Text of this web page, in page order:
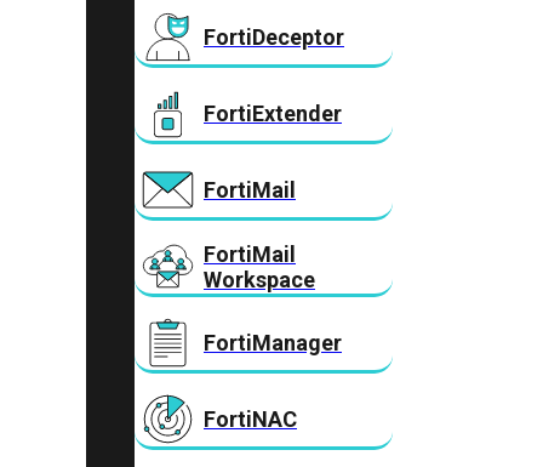
FortiDeceptor
FortiExtender
FortiMail
FortiMail
Workspace
FortiManager
FortiNAC